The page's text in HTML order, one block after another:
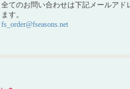
全てのお問い合わせは下記メールアド
ます。
fs_order@fseasons.net